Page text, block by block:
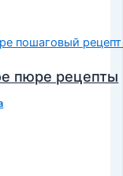
пюре рецепты